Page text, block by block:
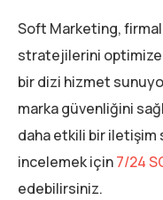
Soft Marketing,
stratejilerini optimize
bir dizi hizmet
marka güvenliğini
daha etkili bir iletişim
incelemek için7/24
edebilirsiniz.